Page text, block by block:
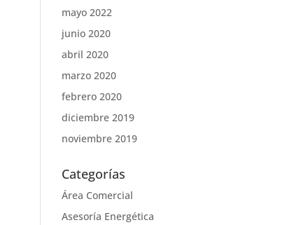
mayo 2022
junio 2020
abril 2020
marzo 2020
febrero 2020
diciembre 2019
noviembre 2019
Categorías
Área Comercial
Asesoría Energética